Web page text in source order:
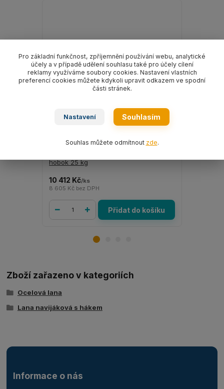
hobok 25 kg
10 412 Kč/ks
8 605 Kč bez DPH
Přidat do košíku
hobok 8 kg
Zboží zařazeno v kategoriích
Ocelová lana
Lana navijáková s hákem
Informace o nás
Pro základní funkčnost, zpříjemnění používání webu, analytické
účely a v případě udělení souhlasu také pro účely cílení
reklamy využíváme soubory cookies. Nastavení vlastních
preferencí cookies můžete kdykoli upravit odkazem ve spodní
části stránek.
Nastavení Souhlasím
Souhlas můžete odmítnout zde.